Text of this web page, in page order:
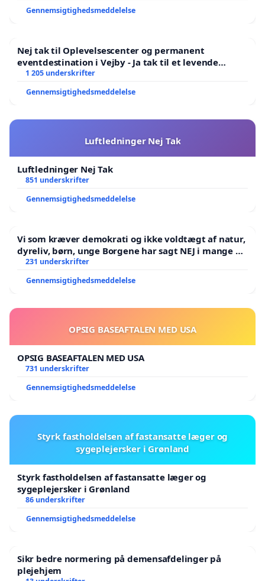
Gennemsigtighedsmeddelelse
Nej tak til Oplevelsescenter og permanent
eventdestination i Vejby - Ja tak til et levende
lokalområde i balance
1 205 underskrifter
Gennemsigtighedsmeddelelse
Luftledninger Nej Tak
Luftledninger Nej Tak
851 underskrifter
Gennemsigtighedsmeddelelse
Vi som kræver demokrati og ikke voldtægt af natur,
dyreliv, børn, unge Borgene har sagt NEJ i mange år.
Der er
231 underskrifter
Gennemsigtighedsmeddelelse
OPSIG BASEAFTALEN MED USA
OPSIG BASEAFTALEN MED USA
731 underskrifter
Gennemsigtighedsmeddelelse
Styrk fastholdelsen af fastansatte læger og
sygeplejersker i Grønland
Styrk fastholdelsen af fastansatte læger og
sygeplejersker i Grønland
86 underskrifter
Gennemsigtighedsmeddelelse
Sikr bedre normering på demensafdelinger på
plejehjem